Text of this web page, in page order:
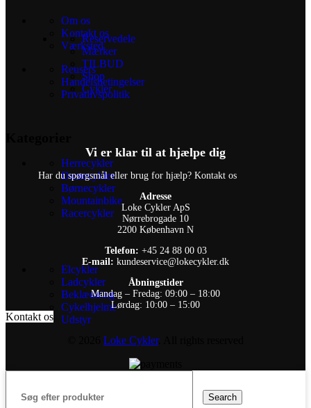
Om os
Kontakt os
Værksted
Reusers
Handelsbetingelser
Privatlivspolitik
Herrecykler
Damecykler
Børnecykler
Mountainbike
Racercykler
Elcykler
Ladcykler
Beklædning
Cykelhjelme
Udstyr
Reservedele
Mærker
TILBUD
Shop
Cykler
Vi er klar til at hjælpe dig
Har du spørgsmål eller brug for hjælp? Kontakt os
Adresse
Loke Cykler ApS
Nørrebrogade 10
2200 København N
Telefon: +45 24 88 00 03
E-mail: kundeservice@lokecykler.dk
Åbningstider
Mandag – Fredag: 09:00 – 18:00
Lørdag: 10:00 – 15:00
Kontakt os
Loke Cykler. All rights reserved
Search